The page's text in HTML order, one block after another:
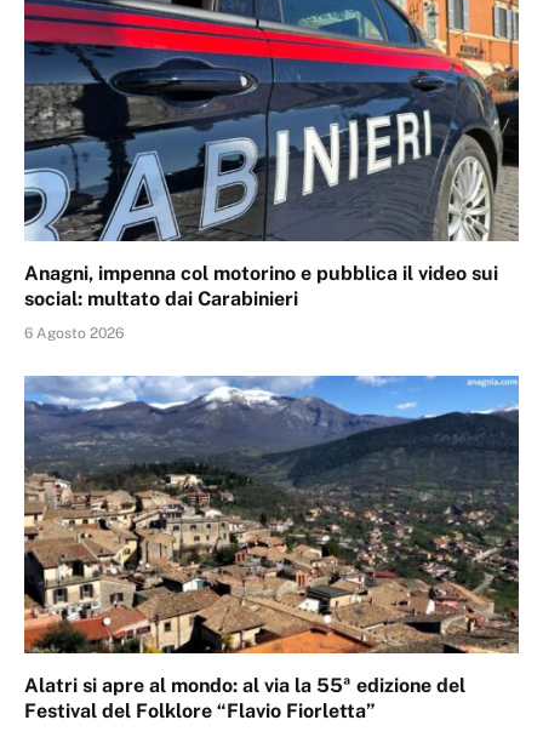
Anagni, impenna col motorino e pubblica il video sui
social: multato dai Carabinieri
6 Agosto 2026
Alatri si apre al mondo: al via la 55ª edizione del
Festival del Folklore “Flavio Fiorletta”